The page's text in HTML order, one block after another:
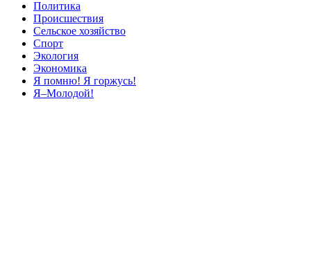
Политика
Происшествия
Сельское хозяйство
Спорт
Экология
Экономика
Я помню! Я горжусь!
Я–Молодой!